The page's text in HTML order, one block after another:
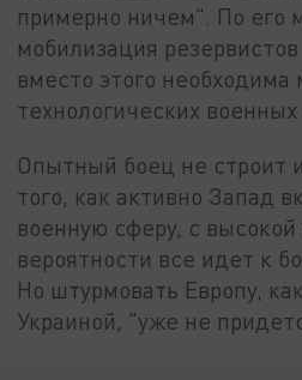
примерно ничем". По его
мобилизация
вместо этого необходима
технологических военных
Опытный боец не строит
того, как активно Запад
военную сферу, с
вероятности все идет к
Но штурмовать Европу,
Украиной, "уже не